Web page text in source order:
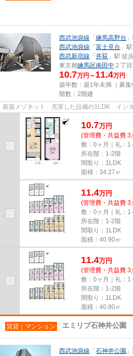
西武池袋線 「 練馬高野台
西武池袋線 「 富士見台 」
西武新宿線 「 井荻 」駅 徒
東京都練馬区南田中 ２丁目
10.7万円～ 11.4万円
築年数：築1年未満 ｜募集
階数：2階建
新築メゾネット 充実した設備の1LDK イン
10.7万円
(管理費・共益費
敷：0ヶ月｜礼：1
所在階：1-2階
間取り：1LDK
面積：34.27㎡
11.4万円
(管理費・共益費
敷：0ヶ月｜礼：1
所在階：1-2階
間取り：1LDK
面積：40.90㎡
11.4万円
(管理費・共益費
敷：0ヶ月｜礼：1
所在階：1-2階
間取り：1LDK
面積：40.90㎡
賃貸｜マンション エミリブ石神井公園
西武池袋線 「 石神井公園